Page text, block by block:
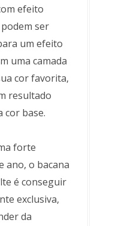
efeito
ser
um efeito
uma camada
cor favorita,
resultado
cor base.
forte
ano, o bacana
é conseguir
exclusiva,
da